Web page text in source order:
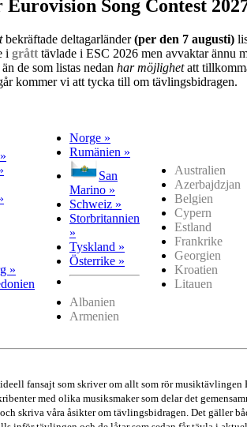
Song Contest
bekräftade deltagarländer(per den 7 augusti)
i grått tävlade i ESC 2026 men avvaktar ännu
de som listas nedan har möjlighetatt
kommer vi att tycka till om tävlingsbidragen.
»
Norge »
Rumänien »
San
Marino »
Schweiz »
Storbritannien
»
Tyskland »
Österrike »
Albanien
Armenien
Australien
Azerbajdzjan
Belgien
Cypern
Estland
Frankrike
Georgien
Kroatien
Litauen
ideell fansajt som skriver om allt som rör musiktävlingen
med olika musiksmaker som delar det
skriva våra åsikter om tävlingsbidragen. Det gäller